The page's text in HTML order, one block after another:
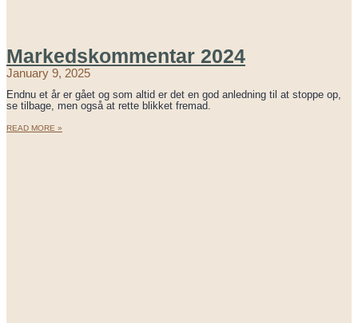
Markedskommentar 2024
January 9, 2025
Endnu et år er gået og som altid er det en god anledning til at stoppe op,
se tilbage, men også at rette blikket fremad.
READ MORE »